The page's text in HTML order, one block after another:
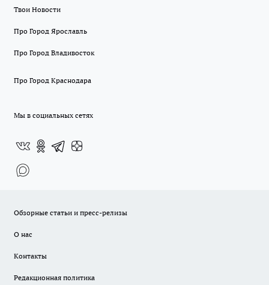
Твои Новости
Про Город Ярославль
Про Город Владивосток
Про Город Краснодара
Мы в социальных сетях
Обзорные статьи и пресс-релизы
О нас
Контакты
Редакционная политика